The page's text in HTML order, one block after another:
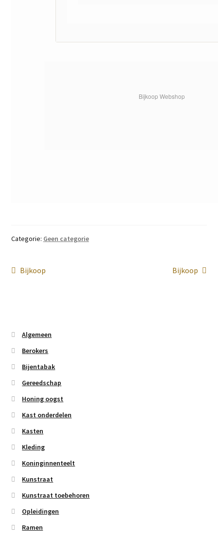
Bijkoop Webshop
Categorie: Geen categorie
Bericht
Vorig
Bijkoop
Volgend
Bijkoop
Algemeen
Berokers
Bijentabak
Gereedschap
Honing oogst
Kast onderdelen
Kasten
Kleding
Koninginnenteelt
Kunstraat
Kunstraat toebehoren
Opleidingen
Ramen